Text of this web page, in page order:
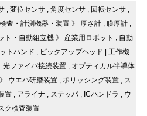
, 変位センサ , 角度センサ , 回転センサ ,
査・計測機器・装置 》 厚さ計 , 膜厚計 ,
ト・自動組立機 》 産業用ロボット , 自動
トハンド , ピックアップヘッド
工作機
光ファイバ接続装置 , オプティカル半導体
》 ウエハ研磨装置 , ポリッシング装置 , ス
置 , アライナ , ステッパ , ICハンドラ , ウ
ク検査装置